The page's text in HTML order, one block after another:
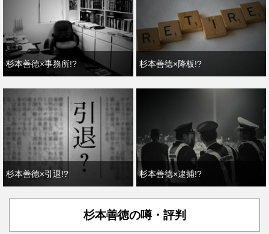
杉本善徳×事務所!? 杉本善徳×降板!?
杉本善徳×引退!? 杉本善徳×逮捕!?
杉本善徳の噂・評判